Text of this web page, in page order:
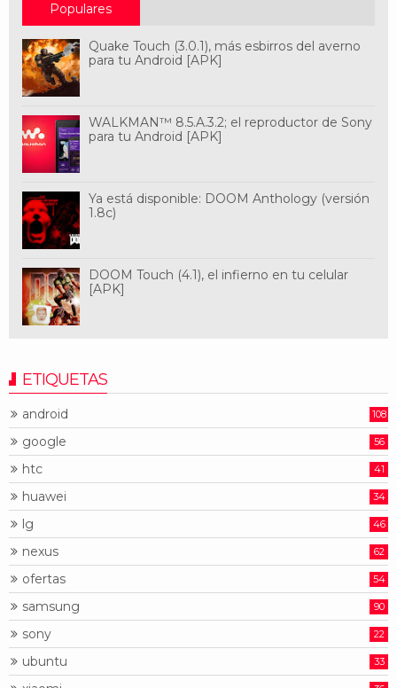
Populares
Quake Touch (3.0.1), más esbirros del averno
para tu Android [APK]
WALKMAN™ 8.5.A.3.2; el reproductor de Sony
para tu Android [APK]
Ya está disponible: DOOM Anthology (versión
1.8c)
DOOM Touch (4.1), el infierno en tu celular
[APK]
ETIQUETAS
android 108
google 56
htc 41
huawei 34
lg 46
nexus 62
ofertas 54
samsung 90
sony 22
ubuntu 33